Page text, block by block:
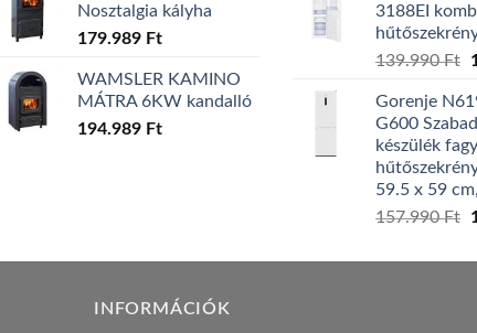
Nosztalgia kályha
179.989 Ft
WAMSLER KAMINO
MÁTRA 6KW kandalló
194.989 Ft
3188EI
139.990Ft
Gorenje
G600
készülék
59.5 x 59
157.990Ft
INFORMÁCIÓK